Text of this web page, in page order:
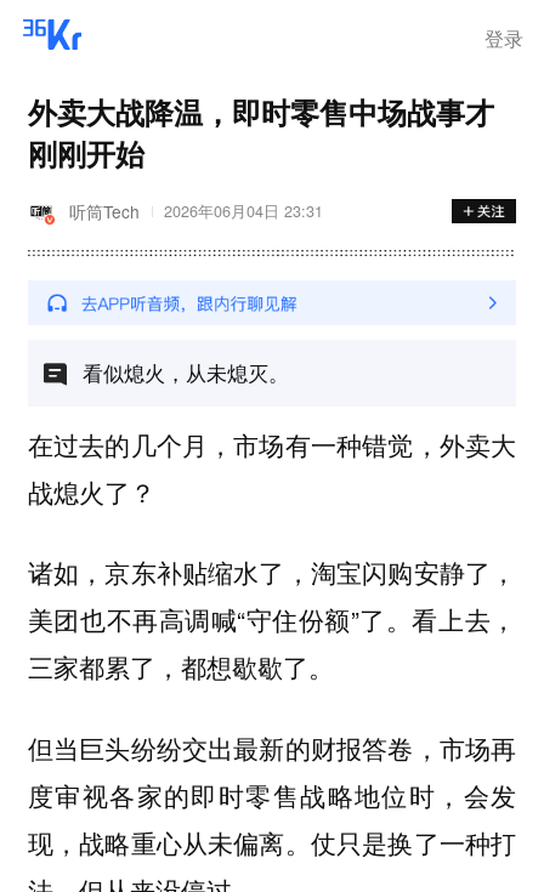
登录
外卖大战降温，即时零售中场战事才
刚刚开始
听筒Tech 2026年06月04日 23:31
看似熄火，从未熄灭。
在过去的几个月，市场有一种错觉，外卖大
战熄火了？
诸如，京东补贴缩水了，淘宝闪购安静了，
美团也不再高调喊“守住份额”了。看上去，
三家都累了，都想歇歇了。
但当巨头纷纷交出最新的财报答卷，市场再
度审视各家的即时零售战略地位时，会发
现，战略重心从未偏离。仗只是换了一种打